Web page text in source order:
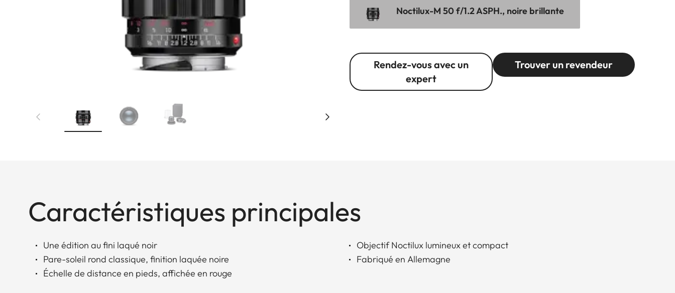
Noctilux-M 50 f/1.2 ASPH., noire brillante
Rendez-vous avec un
expert
Trouver un revendeur
Caractéristiques principales
Une édition au fini laqué noir
Pare-soleil rond classique, finition laquée noire
Échelle de distance en pieds, affichée en rouge
Objectif Noctilux lumineux et compact
Fabriqué en Allemagne